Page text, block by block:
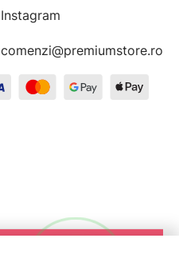
Instagram
comenzi@premiumstore.ro